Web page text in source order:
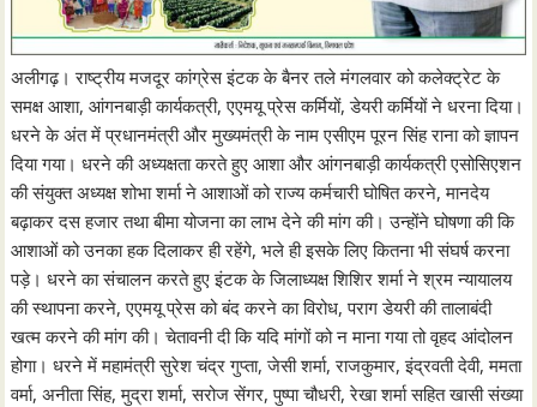
अलीगढ़। राष्ट्रीय मजदूर कांग्रेस इंटक के बैनर तले मंगलवार को कलेक्ट्रेट के
समक्ष आशा, आंगनबाड़ी कार्यकत्री, एएमयू प्रेस कर्मियों, डेयरी कर्मियों ने धरना दिया।
धरने के अंत में प्रधानमंत्री और मुख्यमंत्री के नाम एसीएम पूरन सिंह राना को ज्ञापन
दिया गया। धरने की अध्यक्षता करते हुए आशा और आंगनबाड़ी कार्यकत्री एसोसिएशन
की संयुक्त अध्यक्ष शोभा शर्मा ने आशाओं को राज्य कर्मचारी घोषित करने, मानदेय
बढ़ाकर दस हजार तथा बीमा योजना का लाभ देने की मांग की। उन्होंने घोषणा की कि
आशाओं को उनका हक दिलाकर ही रहेंगे, भले ही इसके लिए कितना भी संघर्ष करना
पड़े। धरने का संचालन करते हुए इंटक के जिलाध्यक्ष शिशिर शर्मा ने श्रम न्यायालय
की स्थापना करने, एएमयू प्रेस को बंद करने का विरोध, पराग डेयरी की तालाबंदी
खत्म करने की मांग की। चेतावनी दी कि यदि मांगों को न माना गया तो वृहद आंदोलन
होगा। धरने में महामंत्री सुरेश चंद्र गुप्ता, जेसी शर्मा, राजकुमार, इंद्रवती देवी, ममता
वर्मा, अनीता सिंह, मुद्रा शर्मा, सरोज सेंगर, पुष्पा चौधरी, रेखा शर्मा सहित खासी संख्या